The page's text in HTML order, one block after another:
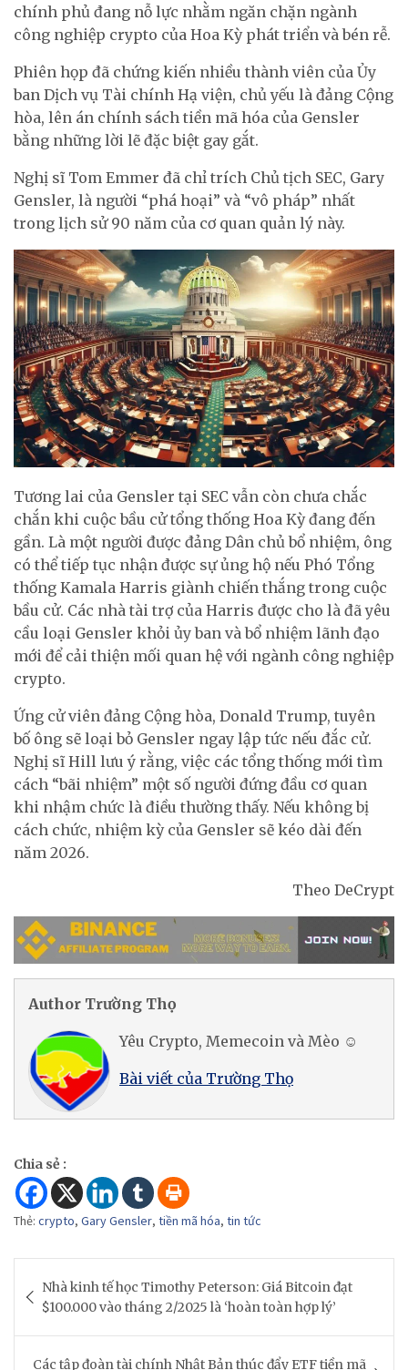
chính phủ đang nỗ lực nhằm ngăn chặn ngành
công nghiệp crypto của Hoa Kỳ phát triển và bén rễ.
Phiên họp đã chứng kiến ​​nhiều thành viên của Ủy
ban Dịch vụ Tài chính Hạ viện, chủ yếu là đảng Cộng
hòa, lên án chính sách tiền mã hóa của Gensler
bằng những lời lẽ đặc biệt gay gắt.
Nghị sĩ Tom Emmer đã chỉ trích Chủ tịch SEC, Gary
Gensler, là người “phá hoại” và “vô pháp” nhất
trong lịch sử 90 năm của cơ quan quản lý này.
Tương lai của Gensler tại SEC vẫn còn chưa chắc
chắn khi cuộc bầu cử tổng thống Hoa Kỳ đang đến
gần. Là một người được đảng Dân chủ bổ nhiệm, ông
có thể tiếp tục nhận được sự ủng hộ nếu Phó Tổng
thống Kamala Harris giành chiến thắng trong cuộc
bầu cử. Các nhà tài trợ của Harris được cho là đã yêu
cầu loại Gensler khỏi ủy ban và bổ nhiệm lãnh đạo
mới để cải thiện mối quan hệ với ngành công nghiệp
crypto.
Ứng cử viên đảng Cộng hòa, Donald Trump, tuyên
bố ông sẽ loại bỏ Gensler ngay lập tức nếu đắc cử.
Nghị sĩ Hill lưu ý rằng, việc các tổng thống mới tìm
cách “bãi nhiệm” một số người đứng đầu cơ quan
khi nhậm chức là điều thường thấy. Nếu không bị
cách chức, nhiệm kỳ của Gensler sẽ kéo dài đến
năm 2026.
Theo DeCrypt
Author Trường Thọ
Yêu Crypto, Memecoin và Mèo ☺
Bài viết của Trường Thọ
Chia sẻ :
Thẻ: crypto, Gary Gensler, tiền mã hóa, tin tức
navigation
Nhà kinh tế học Timothy Peterson: Giá Bitcoin đạt
$100.000 vào tháng 2/2025 là ‘hoàn toàn hợp lý’
Các tập đoàn tài chính Nhật Bản thúc đẩy ETF tiền mã